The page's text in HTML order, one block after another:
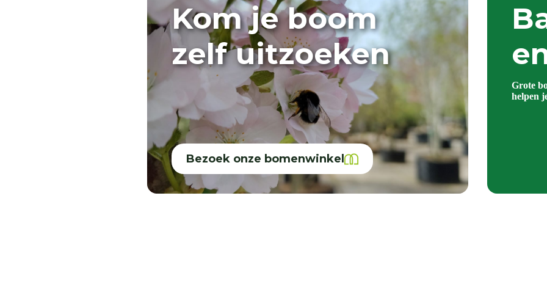
Kom je boom
zelf uitzoeken
Bezoek onze bomenwinkel
Grote
helpen